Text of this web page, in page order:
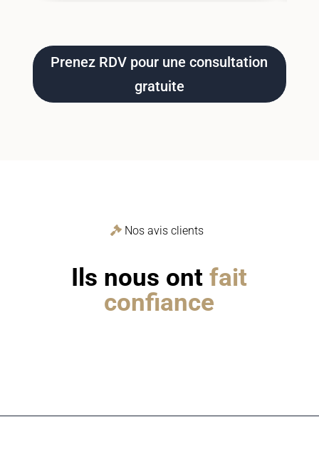
Prenez RDV pour une consultation
gratuite
Nos avis clients
Ils nous ontfait
confiance